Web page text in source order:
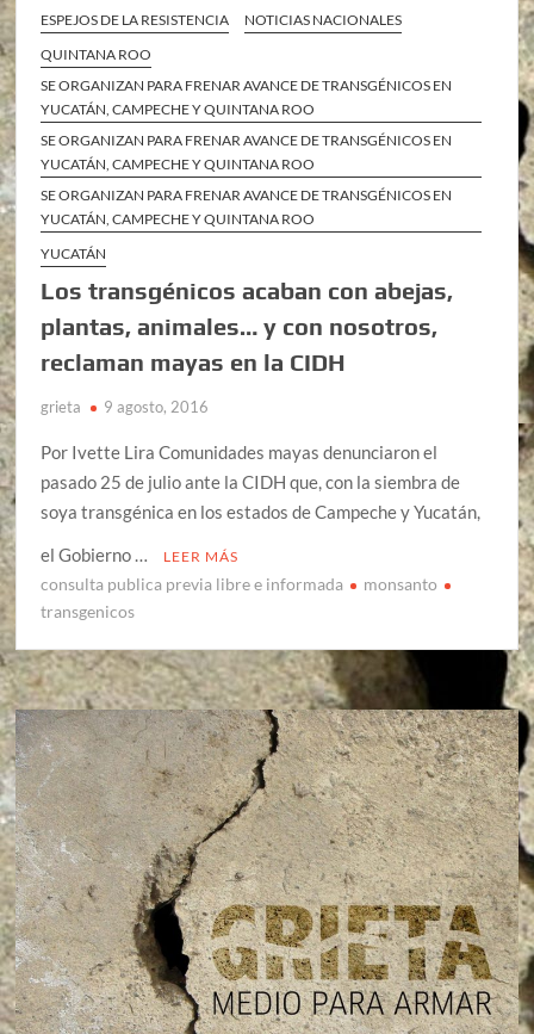
ESPEJOS DE LA RESISTENCIA
NOTICIAS NACIONALES
QUINTANA ROO
SE ORGANIZAN PARA FRENAR AVANCE DE TRANSGÉNICOS EN
YUCATÁN, CAMPECHE Y QUINTANA ROO
SE ORGANIZAN PARA FRENAR AVANCE DE TRANSGÉNICOS EN
YUCATÁN, CAMPECHE Y QUINTANA ROO
SE ORGANIZAN PARA FRENAR AVANCE DE TRANSGÉNICOS EN
YUCATÁN, CAMPECHE Y QUINTANA ROO
YUCATÁN
Los transgénicos acaban con abejas,
plantas, animales… y con nosotros,
reclaman mayas en la CIDH
grieta 9 agosto, 2016
Por Ivette Lira Comunidades mayas denunciaron el
pasado 25 de julio ante la CIDH que, con la siembra de
soya transgénica en los estados de Campeche y Yucatán,
el Gobierno …
LEER MÁS
consulta publica previa libre e informada
monsanto
transgenicos